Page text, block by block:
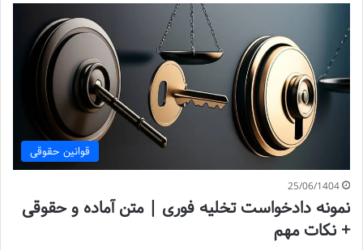
قوانین حقوقی
25/06/1404
نمونه دادخواست تخلیه فوری | متن آماده و حقوقی
+ نکات مهم